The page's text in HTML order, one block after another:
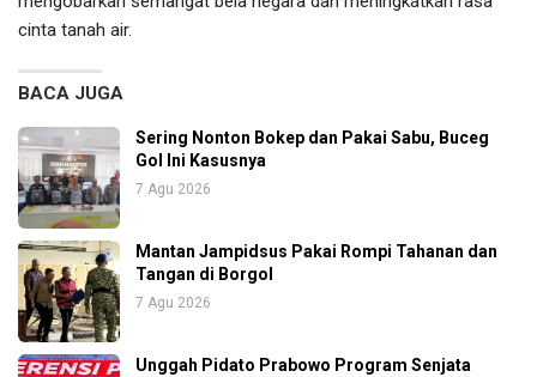
cinta tanah air.
BACA JUGA
Sering Nonton Bokep dan Pakai Sabu, Buceg
Gol Ini Kasusnya
7 Agu 2026
Mantan Jampidsus Pakai Rompi Tahanan dan
Tangan di Borgol
7 Agu 2026
Unggah Pidato Prabowo Program Senjata